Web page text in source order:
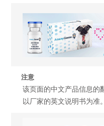
注意
该页面的中文产品信息的
以厂家的英文说明书为准